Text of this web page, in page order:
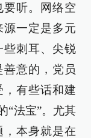
听。网络空
源一定是多元
些刺耳、尖锐
意的，党员
有些话和建
“法宝”。尤其
，本身就是在